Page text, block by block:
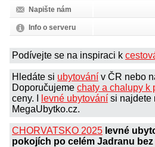
Napište nám
Info o serveru
Podívejte se na inspiraci k
Hledáte si ubytování v ČR nebo
Doporučujeme chaty a chalupy k
ceny. I
levné ubytování si najdete
MegaUbytko.cz.
CHORVATSKO 2025 levné
pokojích po celém Jadranu